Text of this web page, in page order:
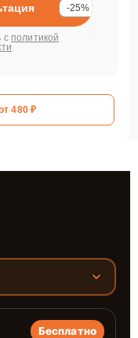
-25%
с политикой
480 ₽
Бесплатно